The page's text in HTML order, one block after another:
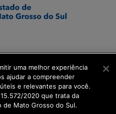
uma melhor experiência
ajudar a compreender
e relevantes para você.
2020 que trata da
de Mato Grosso do Sul.